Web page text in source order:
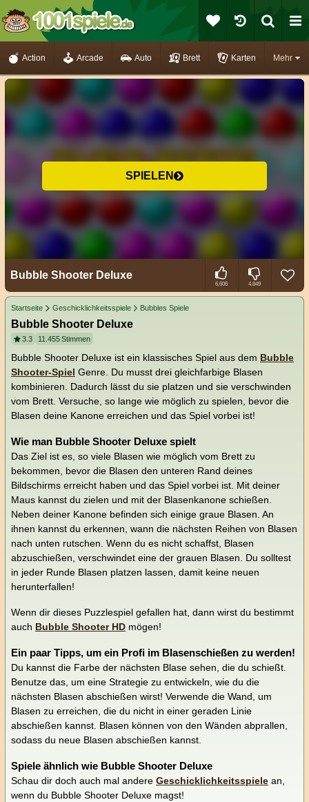
Mehr
Action Arcade Auto Brett Karten
SPIELEN
Bubble Shooter Deluxe
6.606 4.849
Startseite Geschicklichkeitsspiele Bubbles Spiele
Bubble Shooter Deluxe
3.3 11.455Stimmen
Bubble Shooter Deluxe ist ein klassisches Spiel aus dem Bubble
Shooter-Spiel Genre. Du musst drei gleichfarbige Blasen
kombinieren. Dadurch lässt du sie platzen und sie verschwinden
vom Brett. Versuche, so lange wie möglich zu spielen, bevor die
Blasen deine Kanone erreichen und das Spiel vorbei ist!
Wie man Bubble Shooter Deluxe spielt
Das Ziel ist es, so viele Blasen wie möglich vom Brett zu
bekommen, bevor die Blasen den unteren Rand deines
Bildschirms erreicht haben und das Spiel vorbei ist. Mit deiner
Maus kannst du zielen und mit der Blasenkanone schießen.
Neben deiner Kanone befinden sich einige graue Blasen. An
ihnen kannst du erkennen, wann die nächsten Reihen von Blasen
nach unten rutschen. Wenn du es nicht schaffst, Blasen
abzuschießen, verschwindet eine der grauen Blasen. Du solltest
in jeder Runde Blasen platzen lassen, damit keine neuen
herunterfallen!
Wenn dir dieses Puzzlespiel gefallen hat, dann wirst du bestimmt
auch Bubble Shooter HD mögen!
Ein paar Tipps, um ein Profi im Blasenschießen zu werden!
Du kannst die Farbe der nächsten Blase sehen, die du schießt.
Benutze das, um eine Strategie zu entwickeln, wie du die
nächsten Blasen abschießen wirst! Verwende die Wand, um
Blasen zu erreichen, die du nicht in einer geraden Linie
abschießen kannst. Blasen können von den Wänden abprallen,
sodass du neue Blasen abschießen kannst.
Spiele ähnlich wie Bubble Shooter Deluxe
Schau dir doch auch mal andere Geschicklichkeitsspiele an,
wenn du Bubble Shooter Deluxe magst!